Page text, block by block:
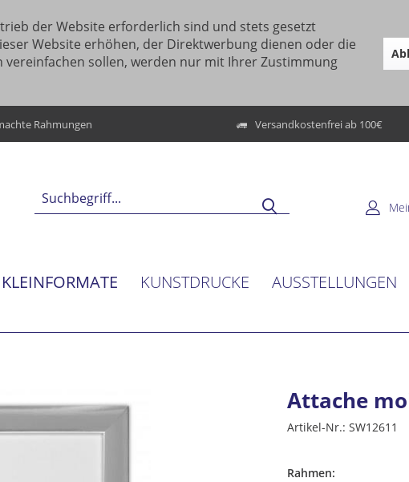
der Website erforderlich sind und stets gesetzt
Website erhöhen, der Direktwerbung dienen oder die
sollen, werden nur mit Ihrer Zustimmung
Rahmungen Versandkostenfrei ab 100€
KLEINFORMATE KUNSTDRUCKE AUSSTELLUNGEN
Attache
Artikel-Nr.: SW12611
Rahmen: